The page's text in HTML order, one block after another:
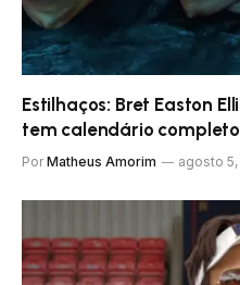
Estilhaços: Bret Easton
tem calendário completo
Por Matheus Amorim agosto